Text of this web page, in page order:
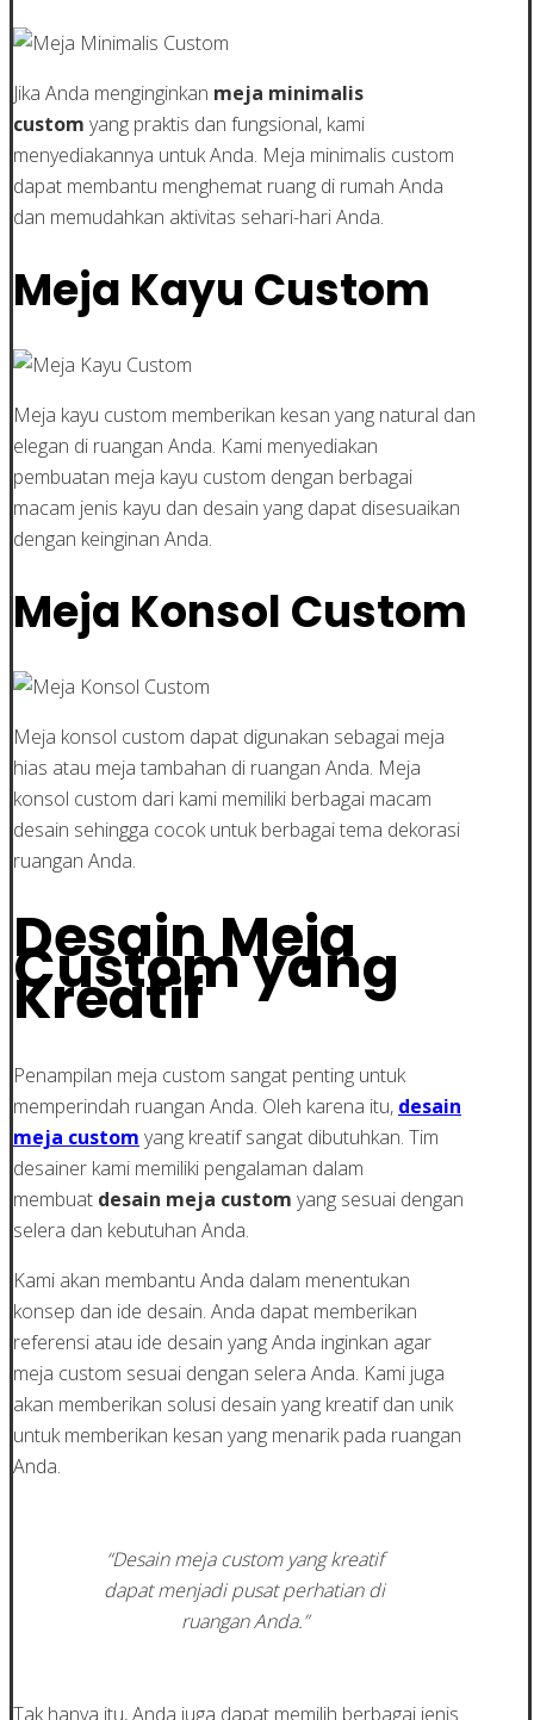
Jika Anda menginginkan meja minimalis
custom yang praktis dan fungsional, kami
menyediakannya untuk Anda. Meja minimalis custom
dapat membantu menghemat ruang di rumah Anda
dan memudahkan aktivitas sehari-hari Anda.
Meja Kayu Custom
Meja kayu custom memberikan kesan yang natural dan
elegan di ruangan Anda. Kami menyediakan
pembuatan meja kayu custom dengan berbagai
macam jenis kayu dan desain yang dapat disesuaikan
dengan keinginan Anda.
Meja Konsol Custom
Meja konsol custom dapat digunakan sebagai meja
hias atau meja tambahan di ruangan Anda. Meja
konsol custom dari kami memiliki berbagai macam
desain sehingga cocok untuk berbagai tema dekorasi
ruangan Anda.
Desain Meja
Custom yang
Kreatif
Penampilan meja custom sangat penting untuk
memperindah ruangan Anda. Oleh karena itu, desain
meja custom yang kreatif sangat dibutuhkan. Tim
desainer kami memiliki pengalaman dalam
membuat desain meja custom yang sesuai dengan
selera dan kebutuhan Anda.
Kami akan membantu Anda dalam menentukan
konsep dan ide desain. Anda dapat memberikan
referensi atau ide desain yang Anda inginkan agar
meja custom sesuai dengan selera Anda. Kami juga
akan memberikan solusi desain yang kreatif dan unik
untuk memberikan kesan yang menarik pada ruangan
Anda.
“Desain meja custom yang kreatif
dapat menjadi pusat perhatian di
ruangan Anda.”
Tak hanya itu, Anda juga dapat memilih berbagai jenis